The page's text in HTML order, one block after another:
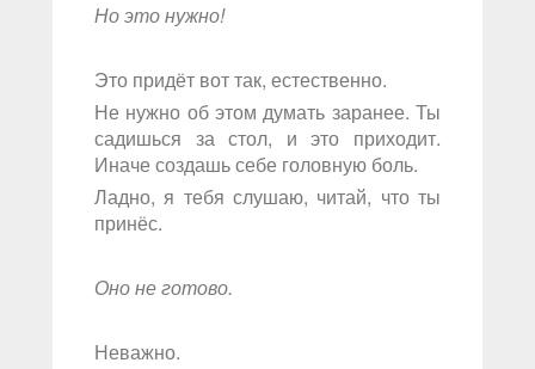
Но это нужно!
Это придёт вот так, естественно.
Не нужно об этом думать заранее. Ты
садишься за стол, и это приходит.
Иначе создашь себе головную боль.
Ладно, я тебя слушаю, читай, что ты
принёс.
Оно не готово.
Неважно.